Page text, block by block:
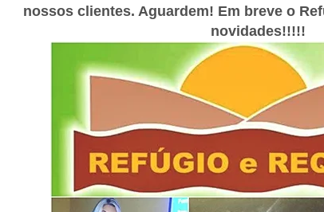
nossos clientes. Aguardem! Em breve o
novidades!!!!!